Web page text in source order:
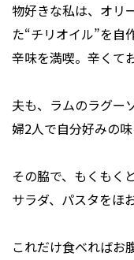
物好きな私は、オリ
た“チリオイル”を自
辛味を満喫。辛くて
夫も、ラムのラグー
婦2人で自分好みの
その脇で、もくもく
サラダ、パスタをほ
これだけ食べれば